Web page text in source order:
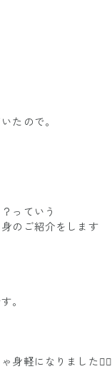
たので。
っていう
のご紹介をします
。
身軽になりました🖐🏾